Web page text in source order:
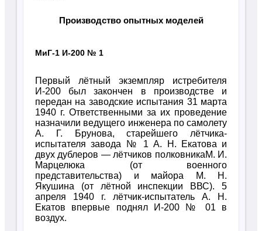
Производство опытных моделей
МиГ-1 И-200 № 1
Первый лётный экземпляр истребителя
И-200 был закончен в производстве и
передан на заводские испытания 31 марта
1940 г. Ответственными за их проведение
назначили ведущего инженера по самолету
А. Г. Брунова, старейшего лётчика-
испытателя завода № 1 А. Н. Екатова и
двух дублеров — лётчиков полковникаМ. И.
Марцелюка (от военного
представительства) и майора М. Н.
Якушина (от лётной инспекции ВВС). 5
апреля 1940 г. лётчик-испытатель А. Н.
Екатов впервые поднял И-200 № 01 в
воздух.